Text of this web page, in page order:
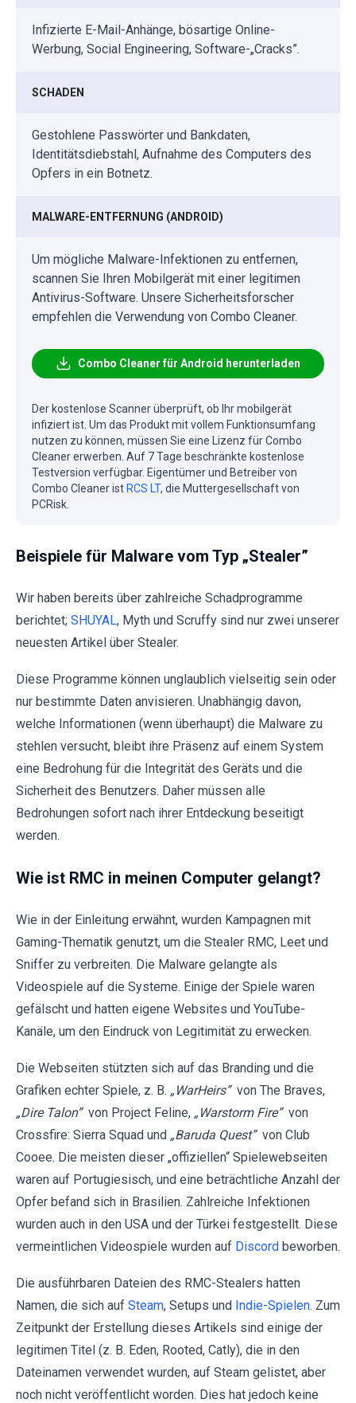
Infizierte E-Mail-Anhänge, bösartige Online-
Werbung, Social Engineering, Software-„Cracks”.
SCHADEN
Gestohlene Passwörter und Bankdaten,
Identitätsdiebstahl, Aufnahme des Computers des
Opfers in ein Botnetz.
MALWARE-ENTFERNUNG (ANDROID)
Um mögliche Malware-Infektionen zu entfernen,
scannen Sie Ihren Mobilgerät mit einer legitimen
Antivirus-Software. Unsere Sicherheitsforscher
empfehlen die Verwendung von Combo Cleaner.
Combo Cleaner für Android herunterladen
Der kostenlose Scanner überprüft, ob Ihr mobilgerät
infiziert ist. Um das Produkt mit vollem Funktionsumfang
nutzen zu können, müssen Sie eine Lizenz für Combo
Cleaner erwerben. Auf 7 Tage beschränkte kostenlose
Testversion verfügbar. Eigentümer und Betreiber von
Combo Cleaner istRCS LT, die Muttergesellschaft von
PCRisk.
Beispiele für Malware vom Typ „Stealer”
Wir haben bereits über zahlreiche Schadprogramme
berichtet; SHUYAL, Myth und Scruffy sind nur zwei unserer
neuesten Artikel über Stealer.
Diese Programme können unglaublich vielseitig sein oder
nur bestimmte Daten anvisieren. Unabhängig davon,
welche Informationen (wenn überhaupt) die Malware zu
stehlen versucht, bleibt ihre Präsenz auf einem System
eine Bedrohung für die Integrität des Geräts und die
Sicherheit des Benutzers. Daher müssen alle
Bedrohungen sofort nach ihrer Entdeckung beseitigt
werden.
Wie ist RMC in meinen Computer gelangt?
Wie in der Einleitung erwähnt, wurden Kampagnen mit
Gaming-Thematik genutzt, um die Stealer RMC, Leet und
Sniffer zu verbreiten. Die Malware gelangte als
Videospiele auf die Systeme. Einige der Spiele waren
gefälscht und hatten eigene Websites und YouTube-
Kanäle, um den Eindruck von Legitimität zu erwecken.
Die Webseiten stützten sich auf das Branding und die
Grafiken echter Spiele, z. B. „WarHeirs” von The Braves,
„Dire Talon” von Project Feline, „Warstorm Fire” von
Crossfire: Sierra Squad und „Baruda Quest” von Club
Cooee. Die meisten dieser „offiziellen“ Spielewebseiten
waren auf Portugiesisch, und eine beträchtliche Anzahl der
Opfer befand sich in Brasilien. Zahlreiche Infektionen
wurden auch in den USA und der Türkei festgestellt. Diese
vermeintlichen Videospiele wurden auf Discord beworben.
Die ausführbaren Dateien des RMC-Stealers hatten
Namen, die sich auf Steam, Setups und Indie-Spielen. Zum
Zeitpunkt der Erstellung dieses Artikels sind einige der
legitimen Titel (z. B. Eden, Rooted, Catly), die in den
Dateinamen verwendet wurden, auf Steam gelistet, aber
noch nicht veröffentlicht worden. Dies hat jedoch keine